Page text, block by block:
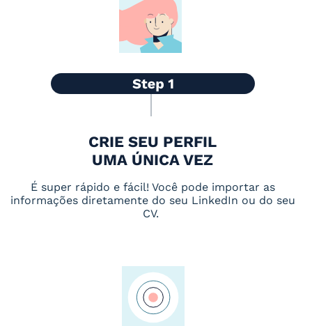
CRIE SEU PERFIL
UMA ÚNICA VEZ
É super rápido e fácil! Você pode importar as
informações diretamente do seu LinkedIn ou do seu
CV.